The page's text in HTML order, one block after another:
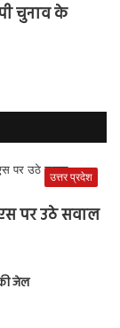
चुनाव के
उत्तर प्रदेश
पर उठे सवाल
जेल